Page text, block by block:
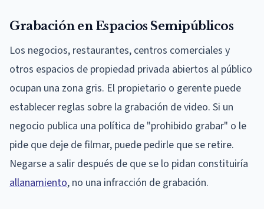
Grabación en Espacios Semipúblicos
Los negocios, restaurantes, centros comerciales y
otros espacios de propiedad privada abiertos al público
ocupan una zona gris. El propietario o gerente puede
establecer reglas sobre la grabación de video. Si un
negocio publica una política de "prohibido grabar" o le
pide que deje de filmar, puede pedirle que se retire.
Negarse a salir después de que se lo pidan constituiría
allanamiento, no una infracción de grabación.